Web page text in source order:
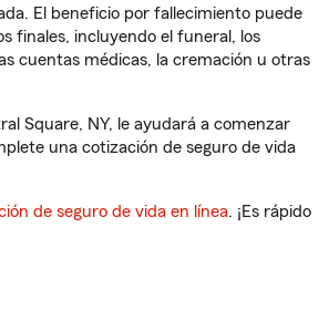
El beneficio por fallecimiento puede
finales, incluyendo el funeral, los
cuentas médicas, la cremación u otras
Square, NY, le ayudará a comenzar
una cotización de seguro de vida
de seguro de vida en línea. ¡Es rápido